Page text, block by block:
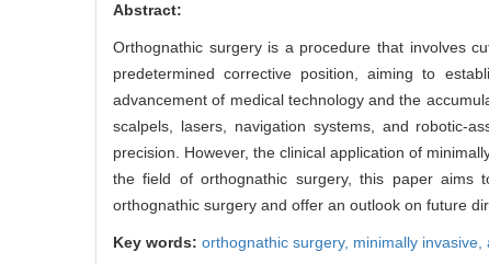
Abstract:
Orthognathic surgery is a procedure that involves
predetermined corrective position, aiming to
advancement of medical technology and the
scalpels, lasers, navigation systems, and robotic-
precision. However, the clinical application of
the field of orthognathic surgery, this paper aims
orthognathic surgery and offer an outlook on future
Key words: orthognathic surgery, minimally invasive,